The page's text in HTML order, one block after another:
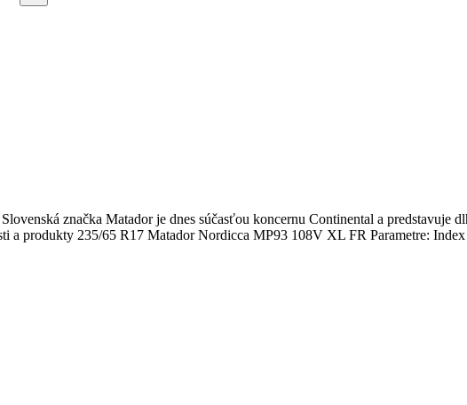
značka Matador je dnes súčasťou koncernu Continental a predstavuje
a produkty 235/65 R17 Matador Nordicca MP93 108V XL FR Parametre: